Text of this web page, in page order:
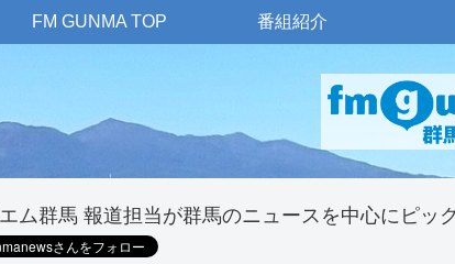
FM GUNMA TOP 番組紹介
ム群馬 報道担当が群馬のニュースを中心にピッ